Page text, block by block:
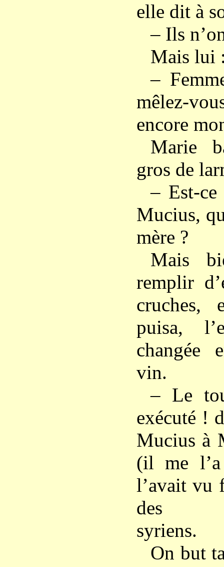
elle dit à
– Ils
Mais lui
–
mêlez-
encore
Marie
gros de
– Est-ce
Mucius,
mère ?
Mais
remplir
cruches,
puisa,
changée
vin.
– Le
exécuté !
Mucius à
(il me l’a
l’avait vu
des
syriens.
On but